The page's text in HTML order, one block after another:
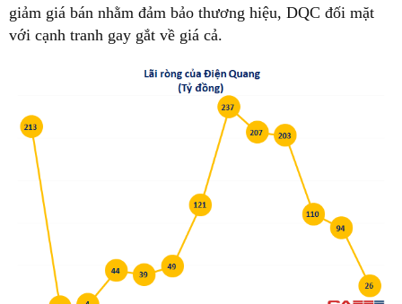
giảm giá bán nhằm đảm bảo thương hiệu, DQC đối mặt
với cạnh tranh gay gắt về giá cả.